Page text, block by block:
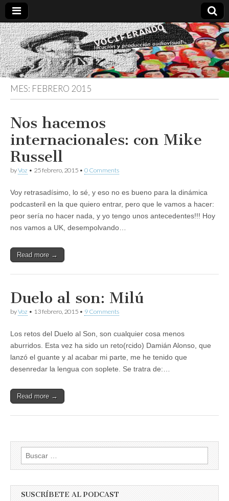
Vociferando
Comunicación,
Locucion y
Producción
Audiovisual
MES: FEBRERO 2015
Nos hacemos
internacionales: con Mike
Russell
byVoz • 25 febrero, 2015 • 0 Comments
Voy retrasadísimo, lo sé, y eso no es bueno para la dinámica
podcasteril en la que quiero entrar, pero que le vamos a hacer:
peor sería no hacer nada, y yo tengo unos antecedentes!!! Hoy
nos vamos a UK, desempolvando…
Read more →
Duelo al son: Milú
byVoz • 13 febrero, 2015 • 9 Comments
Los retos del Duelo al Son, son cualquier cosa menos
aburridos. Esta vez ha sido un reto(rcido) Damián Alonso, que
lanzó el guante y al acabar mi parte, me he tenido que
desenredar la lengua con soplete. Se tratra de:…
Read more →
Buscar:
SUSCRÍBETE AL PODCAST